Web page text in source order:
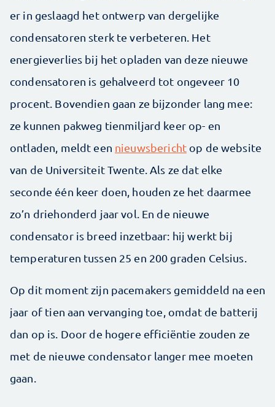
er in geslaagd het ontwerp van dergelijke
condensatoren sterk te verbeteren. Het
energieverlies bij het opladen van deze nieuwe
condensatoren is gehalveerd tot ongeveer 10
procent. Bovendien gaan ze bijzonder lang mee:
ze kunnen pakweg tienmiljard keer op- en
ontladen, meldt een nieuwsberichtop de website
van de Universiteit Twente. Als ze dat elke
seconde één keer doen, houden ze het daarmee
zo’n driehonderd jaar vol. En de nieuwe
condensator is breed inzetbaar: hij werkt bij
temperaturen tussen 25 en 200 graden Celsius.
Op dit moment zijn pacemakers gemiddeld na een
jaar of tien aan vervanging toe, omdat de batterij
dan op is. Door de hogere efficiëntie zouden ze
met de nieuwe condensator langer mee moeten
gaan.